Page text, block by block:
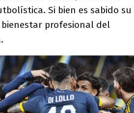
Si bien es sabido su
profesional del